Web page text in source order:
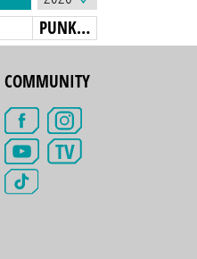
PUNKTE
COMMUNITY
TV